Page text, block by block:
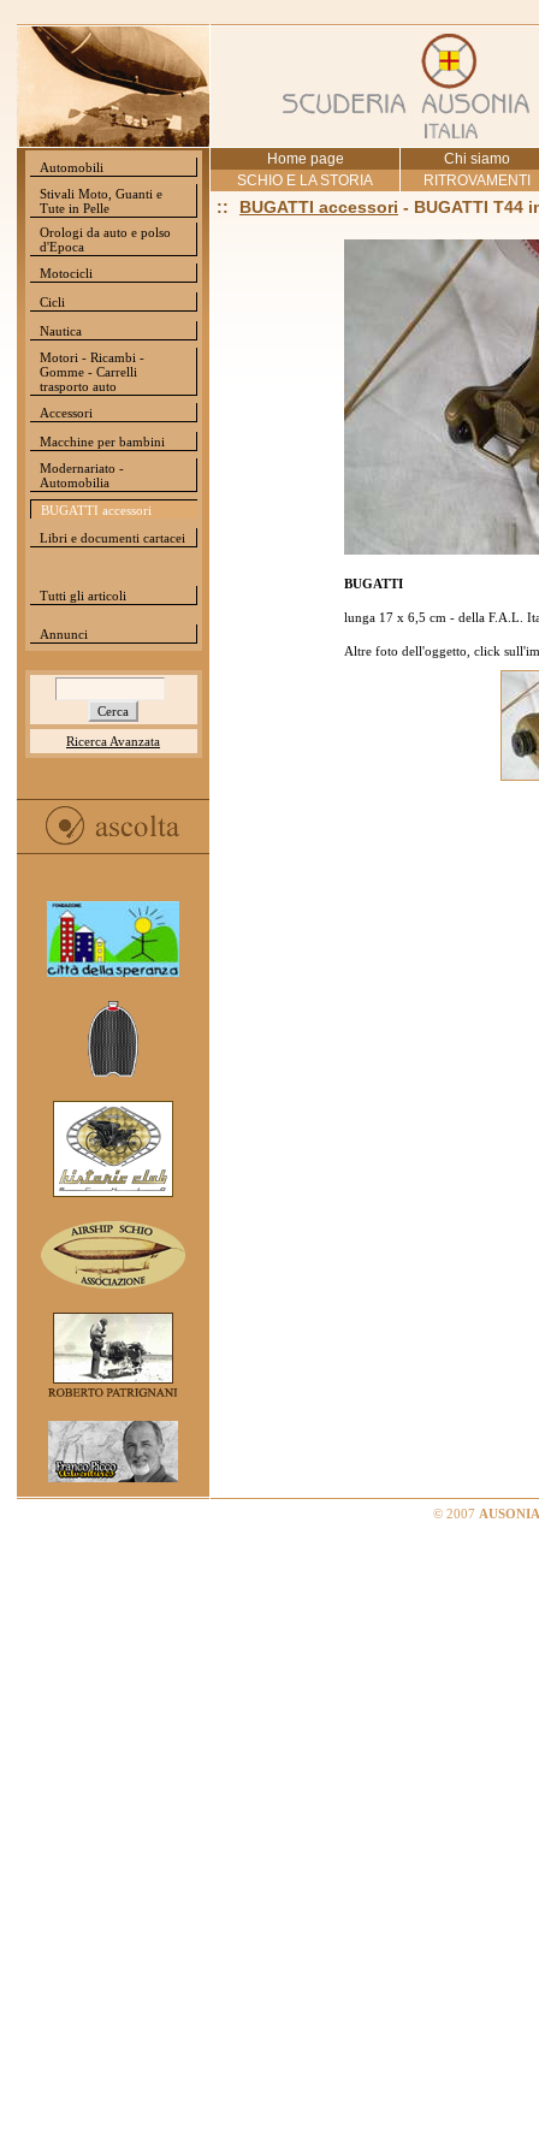
Automobili
Stivali Moto, Guanti e
Tute in Pelle
Orologi da auto e polso
d'Epoca
Motocicli
Cicli
Nautica
Motori - Ricambi -
Gomme - Carrelli
trasporto auto
Accessori
Macchine per bambini
Modernariato -
Automobilia
BUGATTI accessori
Libri e documenti cartacei
Tutti gli articoli
Annunci
Ricerca Avanzata
Home page
Chi siamo
SCHIO E LA STORIA
RITROVAMENTI
:: BUGATTI accessori - BUGATTI T44
BUGATTI
lunga 17 x 6,5 cm - della F.A.L.
Altre foto dell'oggetto, click
© 2007